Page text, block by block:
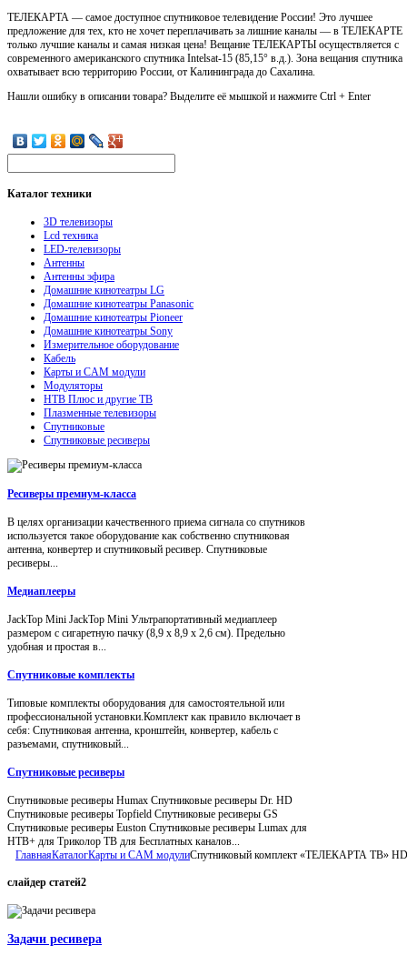
ТЕЛЕКАРТА — самое доступное спутниковое телевидение России! Это лучшее
предложение для тех, кто не хочет переплачивать за лишние каналы — в ТЕЛЕКАРТЕ
только лучшие каналы и самая низкая цена! Вещание ТЕЛЕКАРТЫ осуществляется с
современного американского спутника Intelsat-15 (85,15° в.д.). Зона вещания спутника
охватывает всю территорию России, от Калининграда до Сахалина.
Нашли ошибку в описании товара? Выделите её мышкой и нажмите Ctrl + Enter
Каталогтехники
3D телевизоры
Lcd техника
LED-телевизоры
Антенны
Антенны эфира
Домашние кинотеатры LG
Домашние кинотеатры Panasonic
Домашние кинотеатры Pioneer
Домашние кинотеатры Sony
Измерительное оборудование
Кабель
Карты и CAM модули
Модуляторы
НТВ Плюс и другие ТВ
Плазменные телевизоры
Спутниковые
Спутниковые ресиверы
Ресиверы премиум-класса
В целях организации качественного приема сигнала со спутников
используется такое оборудование как собственно спутниковая
антенна, конвертер и спутниковый ресивер. Спутниковые
ресиверы...
Медиаплееры
JackTop Mini JackTop Mini Ультрапортативный медиаплеер
размером с сигаретную пачку (8,9 x 8,9 x 2,6 см). Предельно
удобная и простая в...
Спутниковые комплекты
Типовые комплекты оборудования для самостоятельной или
профессиональной установки.Комплект как правило включает в
себя: Спутниковая антенна, кронштейн, конвертер, кабель с
разъемами, спутниковый...
Спутниковые ресиверы
Спутниковые ресиверы Humax Спутниковые ресиверы Dr. HD
Спутниковые ресиверы Topfield Спутниковые ресиверы GS
Спутниковые ресиверы Euston Спутниковые ресиверы Lumax для
НТВ+ для Триколор ТВ для Бесплатных каналов...
ГлавнаяКаталогКарты и CAM модулиСпутниковый комплект «ТЕЛЕКАРТА ТВ»
слайдер статей2
Задачи ресивера